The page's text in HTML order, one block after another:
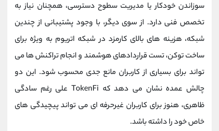
سوزاندن خودکار یا مدیریت سطوح دسترسی، همچنان نیاز به
تخصص فنی دارد. از سوی دیگر، با وجود پشتیبانی از چندین
شبکه، هزینه‌ های بالای کارمزد در شبکه اتریوم به ویژه برای
ساخت توکن، تست قراردادهای هوشمند و انجام تراکنش‌ ها می
‌تواند برای بسیاری از کاربران مانع جدی محسوب شود. این دو
چالش عمده نشان می ‌دهد که TokenFi علی‌ رغم سادگی
ظاهری، هنوز برای کاربران غیرحرفه ‌ای می‌ تواند پیچیدگی‌ های
خاص خود را داشته باشد.